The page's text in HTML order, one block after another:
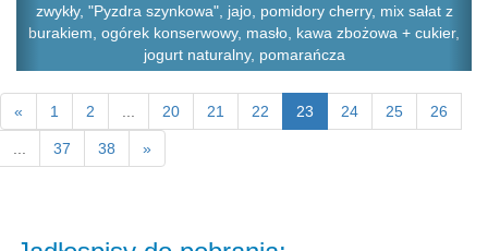
zwykły, "Pyzdra szynkowa", jajo, pomidory cherry, mix sałat z
burakiem, ogórek konserwowy, masło, kawa zbożowa + cukier,
jogurt naturalny, pomarańcza
« 1 2 ... 20 21 22 23 24 25 26
... 37 38 »